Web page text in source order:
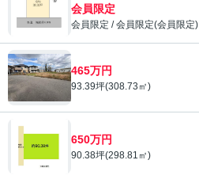
会員限定">
会員限定
会員限定 /会員限定(会員限定)
465万円
93.39坪(308.73㎡)
650万円
90.38坪(298.81㎡)